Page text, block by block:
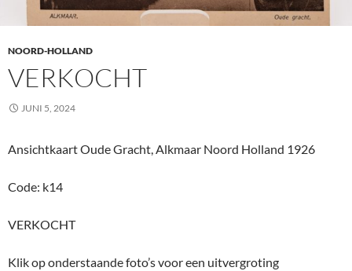
NOORD-HOLLAND
VERKOCHT
JUNI 5, 2024
Ansichtkaart Oude Gracht, Alkmaar Noord Holland 1926
Code: k14
VERKOCHT
Klik op onderstaande foto’s voor een uitvergroting